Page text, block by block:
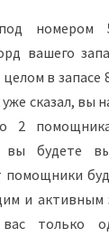
номером
вашего
в запасе
сказал, вы
2
вы будете
и активным
только